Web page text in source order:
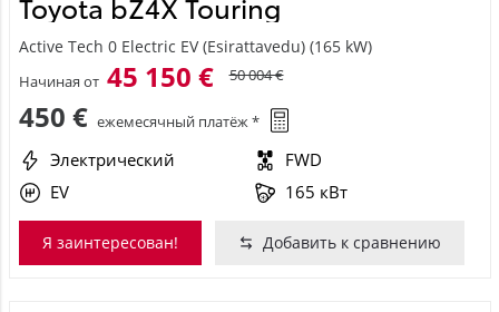
Active Tech 0 Electric EV (Esirattavedu) (165 kW)
Начиная от 45 150 € 50 004 €
450 € ежемесячный платёж *
Электрический
FWD
EV
165 кВт
Я заинтересован! Добавить к сравнению